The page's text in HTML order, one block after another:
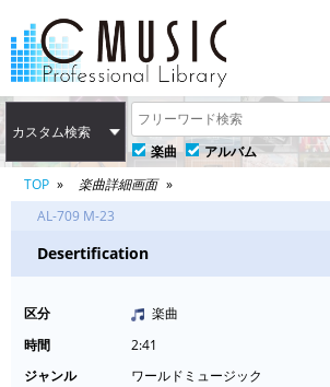
カスタム検索
楽曲
アルバム
TOP
楽曲詳細画面
AL-709 M-23
Desertification
区分
楽曲
時間
2:41
ジャンル
ワールドミュージック